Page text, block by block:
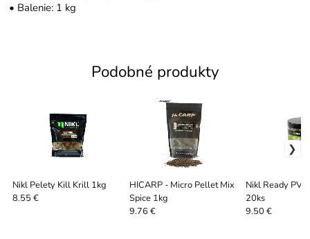
• Balenie: 1 kg
Podobné produkty
Nikl Pelety Kill Krill 1kg
8.55 €
HICARP - Micro Pellet Mix
Spice 1kg
9.76 €
Nikl Ready
20ks
9.50 €